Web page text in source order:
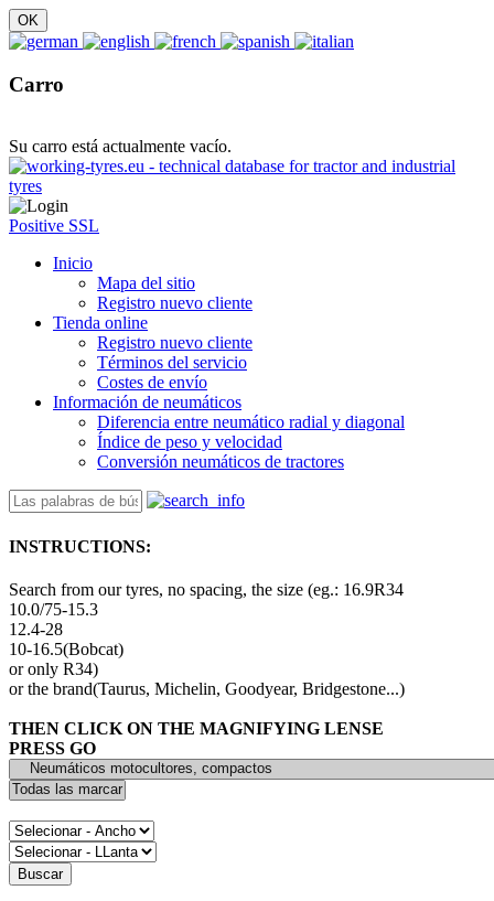
Carro
Su carro está actualmente vacío.
Positive SSL
Inicio
Mapa del sitio
Registro nuevo cliente
Tienda online
Registro nuevo cliente
Términos del servicio
Costes de envío
Información de neumáticos
Diferencia entre neumático radial y diagonal
Índice de peso y velocidad
Conversión neumáticos de tractores
INSTRUCTIONS:
Search from our tyres, no spacing, the size (eg.: 16.9R34
10.0/75-15.3
12.4-28
10-16.5(Bobcat)
or only R34)
or the brand(Taurus, Michelin, Goodyear, Bridgestone...)
THEN CLICK ON THE MAGNIFYING LENSE
PRESS GO